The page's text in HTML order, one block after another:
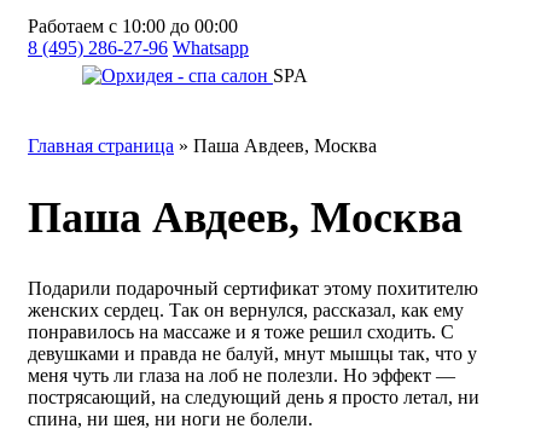
Работаем с 10:00 до 00:00
8 (495) 286-27-96 Whatsapp
SPA
Главная страница » Паша Авдеев, Москва
Паша Авдеев, Москва
Подарили подарочный сертификат этому похитителю
женских сердец. Так он вернулся, рассказал, как ему
понравилось на массаже и я тоже решил сходить. С
девушками и правда не балуй, мнут мышцы так, что у
меня чуть ли глаза на лоб не полезли. Но эффект —
пострясающий, на следующий день я просто летал, ни
спина, ни шея, ни ноги не болели.